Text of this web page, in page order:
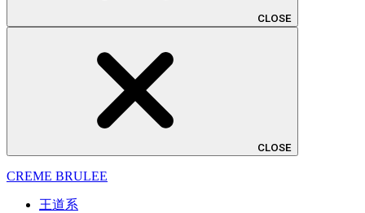
CLOSE
CLOSE
CREME BRULEE
王道系